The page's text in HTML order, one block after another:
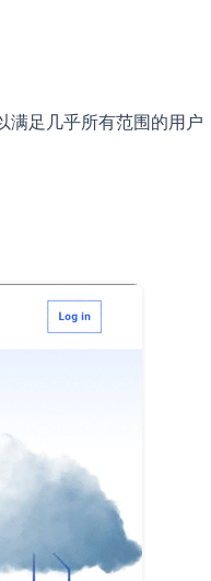
满足几乎所有范围的用